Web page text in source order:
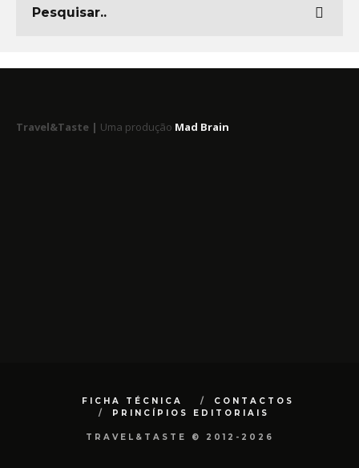
Travel&Taste | Uma produção Mad Brain
FICHA TÉCNICA
CONTACTOS
PRINCÍPIOS EDITORIAIS
TRAVEL&TASTE © 2012-2026